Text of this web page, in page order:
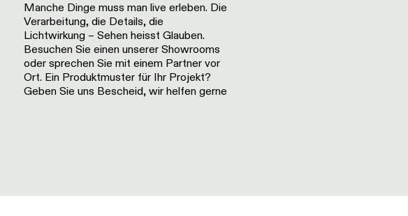
Manche Dinge muss man live erleben. Die
Verarbeitung, die Details, die
Lichtwirkung – Sehen heisst Glauben.
Besuchen Sie einen unserer Showrooms
oder sprechen Sie mit einem Partner vor
Ort. Ein Produktmuster für Ihr Projekt?
Geben Sie uns Bescheid, wir helfen gerne